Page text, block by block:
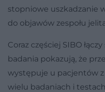
stopniowe uszkadzanie
do objawów zespołu
Coraz częściej SIBO
badania pokazują, że
występuje u pacjentów
wielu badaniach i